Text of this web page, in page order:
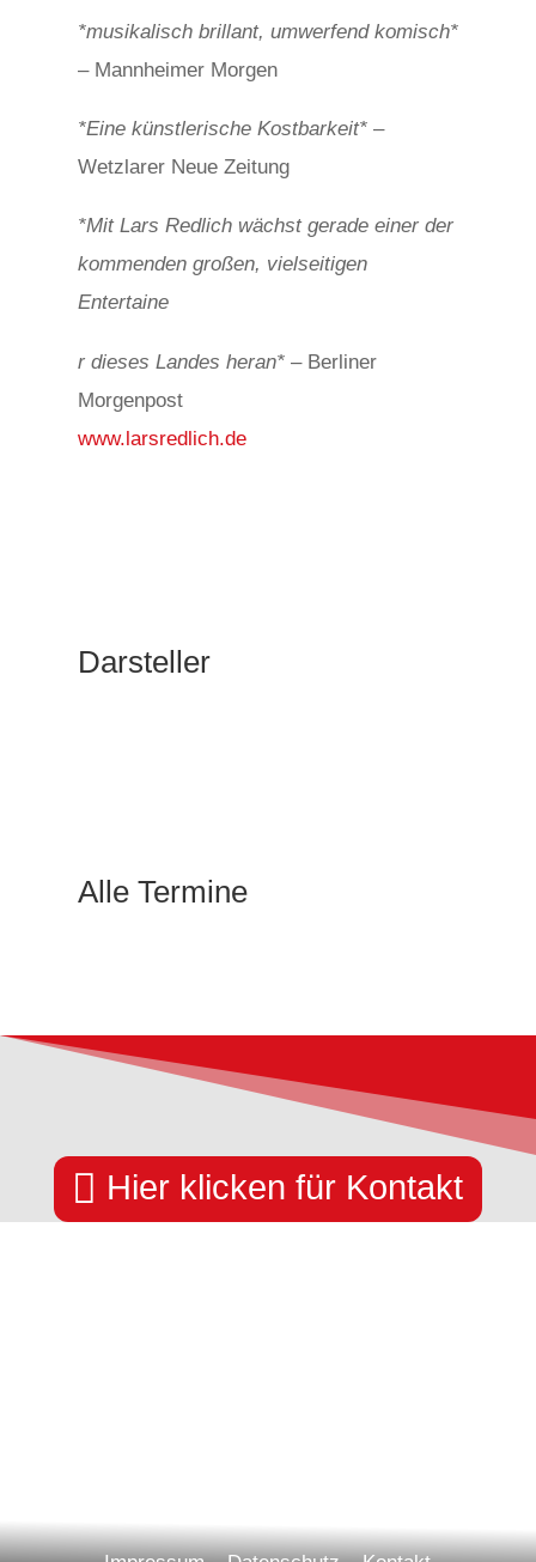
*musikalisch brillant, umwerfend komisch*
– Mannheimer Morgen
*Eine künstlerische Kostbarkeit*–
Wetzlarer Neue Zeitung
*Mit Lars Redlich wächst gerade einer der
kommenden großen, vielseitigen
Entertaine
osteopathe-nyon-cabinet-monney
r dieses Landes heran*– Berliner
Morgenpost
www.larsredlich.de
Darsteller
Alle Termine
 Hier klicken für Kontakt